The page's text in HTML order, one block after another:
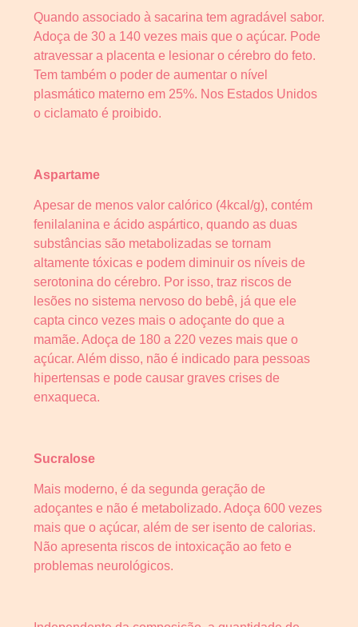
Quando associado à sacarina tem agradável sabor.
Adoça de 30 a 140 vezes mais que o açúcar. Pode
atravessar a placenta e lesionar o cérebro do feto.
Tem também o poder de aumentar o nível
plasmático materno em 25%. Nos Estados Unidos
o ciclamato é proibido.
Aspartame
Apesar de menos valor calórico (4kcal/g), contém
fenilalanina e ácido aspártico, quando as duas
substâncias são metabolizadas se tornam
altamente tóxicas e podem diminuir os níveis de
serotonina do cérebro. Por isso, traz riscos de
lesões no sistema nervoso do bebê, já que ele
capta cinco vezes mais o adoçante do que a
mamãe. Adoça de 180 a 220 vezes mais que o
açúcar. Além disso, não é indicado para pessoas
hipertensas e pode causar graves crises de
enxaqueca.
Sucralose
Mais moderno, é da segunda geração de
adoçantes e não é metabolizado. Adoça 600 vezes
mais que o açúcar, além de ser isento de calorias.
Não apresenta riscos de intoxicação ao feto e
problemas neurológicos.